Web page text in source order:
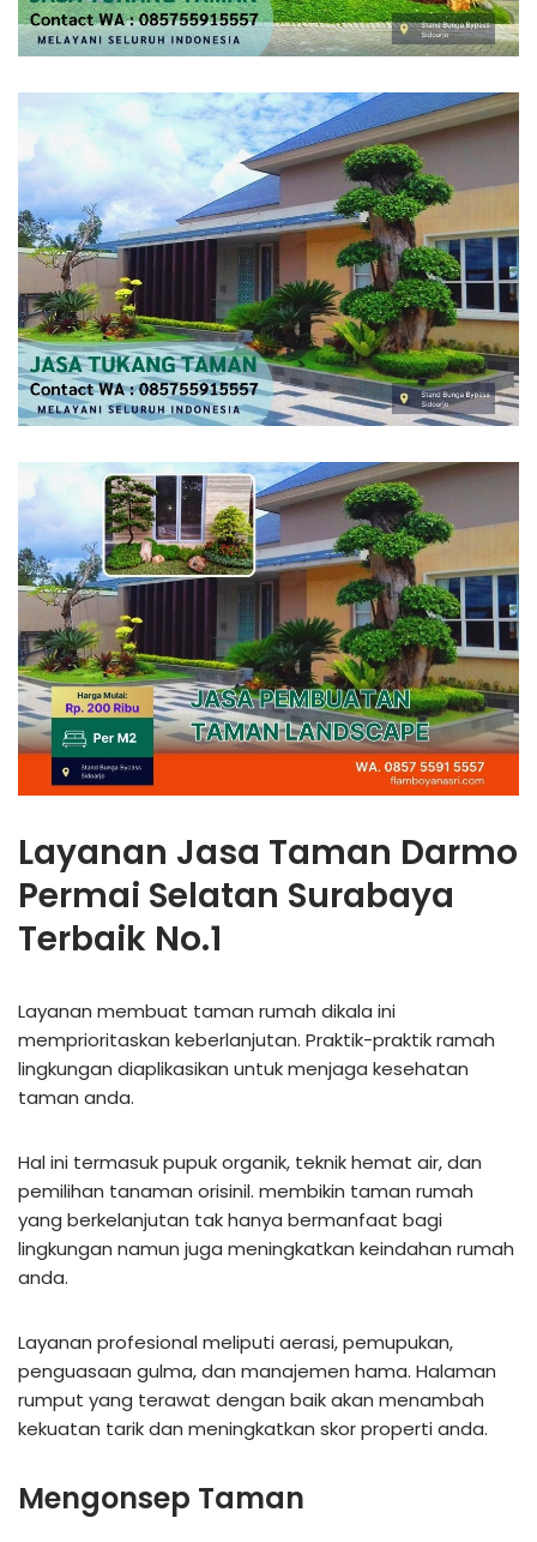
Layanan Jasa Taman Darmo
Permai Selatan Surabaya
Terbaik No.1
Layanan membuat taman rumah dikala ini
memprioritaskan keberlanjutan. Praktik-praktik ramah
lingkungan diaplikasikan untuk menjaga kesehatan
taman anda.
Hal ini termasuk pupuk organik, teknik hemat air, dan
pemilihan tanaman orisinil. membikin taman rumah
yang berkelanjutan tak hanya bermanfaat bagi
lingkungan namun juga meningkatkan keindahan rumah
anda.
Layanan profesional meliputi aerasi, pemupukan,
penguasaan gulma, dan manajemen hama. Halaman
rumput yang terawat dengan baik akan menambah
kekuatan tarik dan meningkatkan skor properti anda.
Mengonsep Taman